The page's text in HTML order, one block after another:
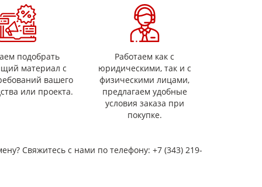
+500 градусов):
из гидромассы):
подобрать
материал с
вашего
или проекта.
Работаем как с
юридическими, так и с
физическими лицами,
предлагаем удобные
условия заказа при
покупке.
Свяжитесь с нами по телефону: +7 (343) 219-